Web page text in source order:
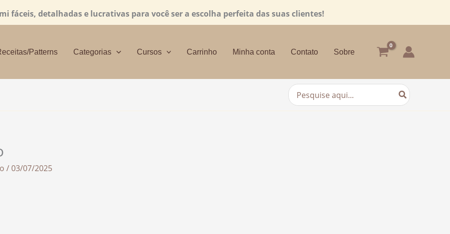
fáceis, detalhadas e lucrativas para você ser a escolha perfeita das suas clientes!
Patterns Categorias Cursos Carrinho Minha conta Contato Sobre
Procurar:
/03/07/2025